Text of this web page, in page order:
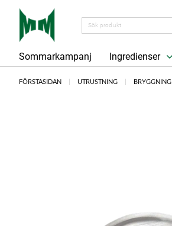
Sommarkampanj Ingredienser
FÖRSTASIDAN UTRUSTNING BRYGGNING